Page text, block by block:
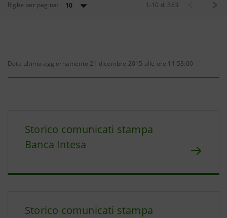
Righe per pagina: 10 1 -10 di 363
Data ultimo aggiornamento 21 dicembre 2015 alle ore 11:53:00
Storico comunicati stampa
Banca Intesa
Storico comunicati stampa